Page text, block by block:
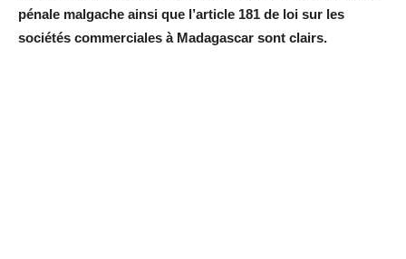
pénale malgache ainsi que l’article 181 de loi sur les
sociétés commerciales à Madagascar sont clairs.